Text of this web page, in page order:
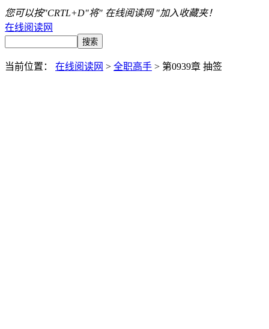
您可以按"CRTL+D"将" 在线阅读网 "加入收藏夹！
在线阅读网
当前位置： 在线阅读网 > 全职高手 > 第0939章 抽签